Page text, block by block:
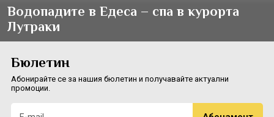
Водопадите в Едеса – спа в курорта
Лутраки
Бюлетин
Абонирайте се за нашия бюлетин и получавайте актуални
промоции.